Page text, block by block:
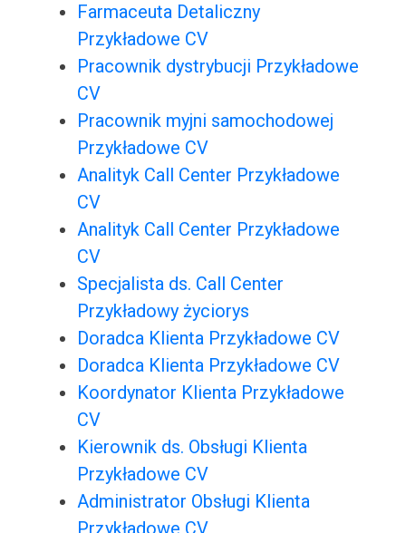
Farmaceuta Detaliczny
Przykładowe CV
Pracownik dystrybucji Przykładowe
CV
Pracownik myjni samochodowej
Przykładowe CV
Analityk Call Center Przykładowe
CV
Analityk Call Center Przykładowe
CV
Specjalista ds. Call Center
Przykładowy życiorys
Doradca Klienta Przykładowe CV
Doradca Klienta Przykładowe CV
Koordynator Klienta Przykładowe
CV
Kierownik ds. Obsługi Klienta
Przykładowe CV
Administrator Obsługi Klienta
Przykładowe CV